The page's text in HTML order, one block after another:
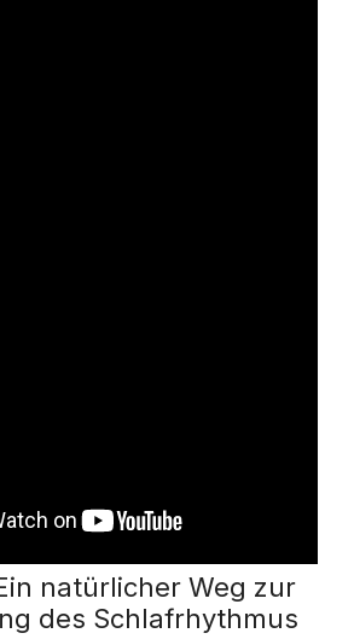
natürlicher Weg zur
des Schlafrhythmus